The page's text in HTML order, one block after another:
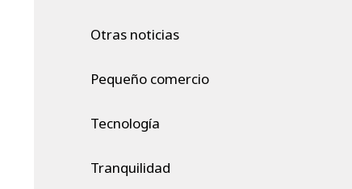
Otras noticias
Pequeño comercio
Tecnología
Tranquilidad